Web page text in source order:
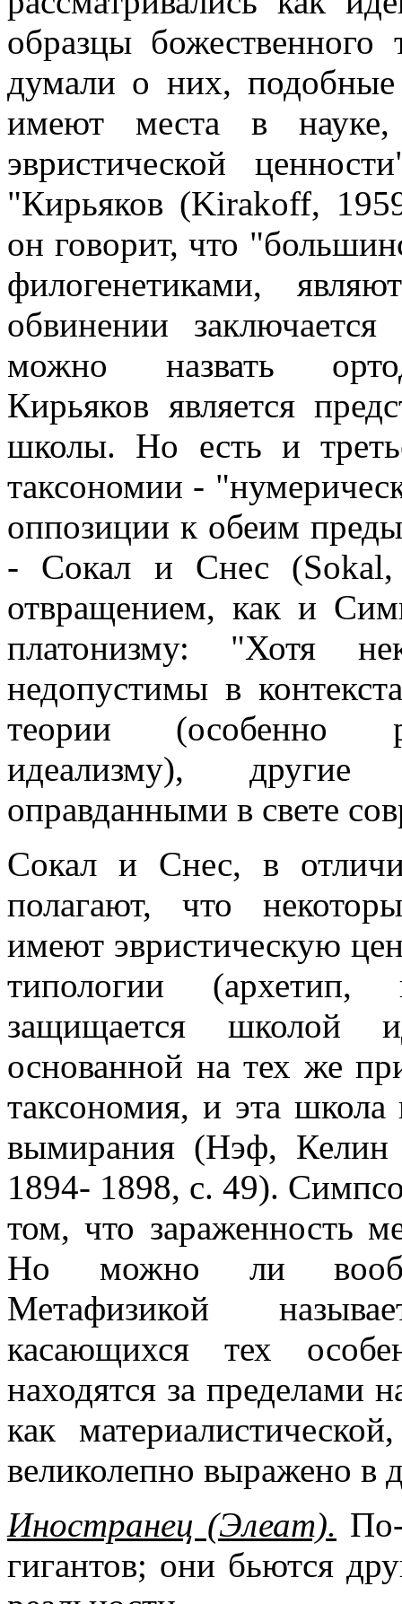
образцы
думали о них, подобные
имеют места в
эвристической
"Кирьяков (Kirakoff,
он говорит, что
филогенетиками,
обвинении
можно назвать
Кирьяков является
школы. Но есть и
таксономии -
оппозиции к обеим
- Сокал и Снес
отвращением, как и
платонизму: "Хотя
недопустимы в
теории (особенно
идеализму),
оправданными в свете
Сокал и Снес, в
полагают, что
имеют эвристическую
типологии
защищается школой
основанной на тех же
таксономия, и эта школа
вымирания (Нэф,
1894- 1898, с. 49).
том, что зараженность
Но можно ли
Метафизикой
касающихся тех
находятся за пределами
как
великолепно выражено в
Иностранец (Элеат).
гигантов; они бьются